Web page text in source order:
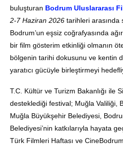
buluşturan Bodrum Uluslararası
2-7 Haziran 2026 tarihleri arasında
Bodrum’un eşsiz coğrafyasında
bir film gösterim etkinliği olmanın
bölgenin tarihi dokusunu ve kentin
yaratıcı gücüyle birleştirmeyi
T.C. Kültür ve Turizm Bakanlığı ile
desteklediği festival; Muğla Valiliği,
Muğla Büyükşehir Belediyesi,
Belediyesi’nin katkılarıyla hayata
Türk Filmleri Haftası ve